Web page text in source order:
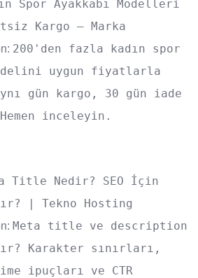
Spor Ayakkabı Modelleri
Kargo — Marka
200'den fazla kadın spor
uygun fiyatlarla
gün kargo, 30 gün iade
inceleyin.
Title Nedir? SEO İçin
| Tekno Hosting
Meta title ve description
Karakter sınırları,
ipuçları ve CTR